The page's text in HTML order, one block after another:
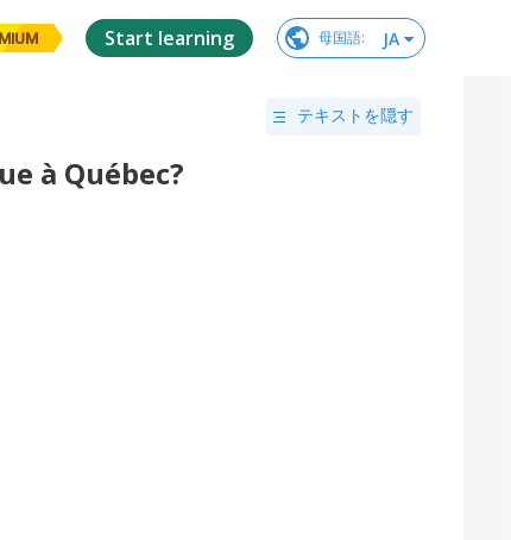
Start learning 母国語: JA
テキストを隠す
à Québec?